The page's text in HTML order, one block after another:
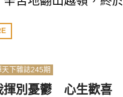
天下雜誌245期
揮別憂鬱 心生歡喜